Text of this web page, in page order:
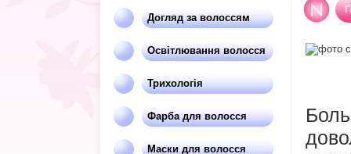
Догляд за волоссям
Освітлювання волосся
Трихологія
Фарба для волосся
Маски для волосся